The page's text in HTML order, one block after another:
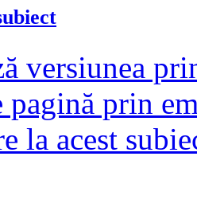
versiunea
pagină prin
la acest